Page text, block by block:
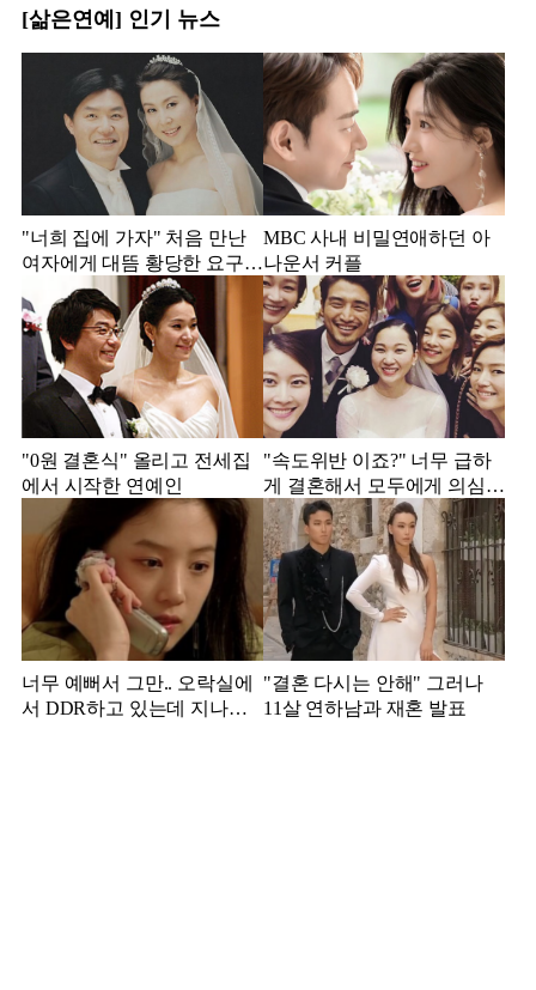
[삶은연예] 인기 뉴스
"너희 집에 가자" 처음 만난
여자에게 대뜸 황당한 요구
했다는 MBC 아나운서
MBC 사내 비밀연애하던 아
나운서 커플
"0원 결혼식" 올리고 전세집
에서 시작한 연예인
"속도위반 이죠?" 너무 급하
게 결혼해서 모두에게 의심
받았던 스타
너무 예뻐서 그만.. 오락실에
서 DDR하고 있는데 지나가
"결혼 다시는 안해" 그러나
11살 연하남과 재혼 발표